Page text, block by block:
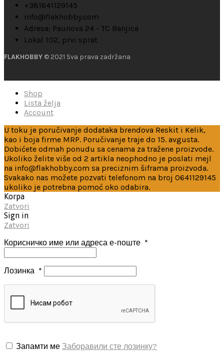
+381641129145
info@flakhobby.com
Adresa: Paunova 24 - TC Banjica
Lokal 102, prvi sprat
FLAKHOBBY © 2021 Sva prava zadržana
Shop
Lista želja
Account
U toku je poručivanje dodataka brendova Reskit i Kelik,
kao i boja firme MRP. Poručivanje traje do 15. avgusta.
Dobićete odmah ponudu sa cenama za tražene proizvode.
Ukoliko želite više od 2 artikla neophodno je poslati mejl
na info@flakhobby.com sa preciznim šiframa proizvoda.
Svakako nas možete pozvati telefonom na broj 0641129145
ukoliko je potrebna pomoć oko odabira.
Korpa
Zatvori
Sign in
Zatvori
Корисничко име или адреса е-поште *
Лозинка *
Запамти ме Заборавили сте лозинку?